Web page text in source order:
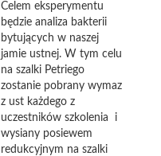
Celem eksperymentu
będzie analiza bakterii
bytujących w naszej
jamie ustnej. W tym celu
na szalki Petriego
zostanie pobrany wymaz
z ust każdego z
uczestników szkolenia i
wysiany posiewem
redukcyjnym na szalki